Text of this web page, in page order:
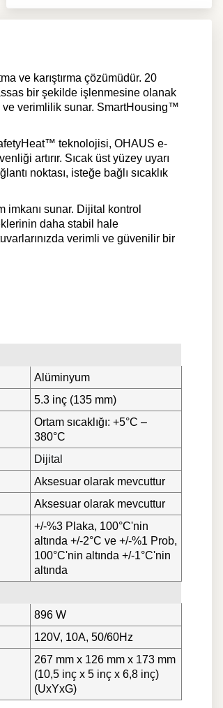
ve karıştırma çözümüdür. 20
bir şekilde işlenmesine olanak
ve verimlilik sunar. SmartHousing™
teknolojisi, OHAUS e-
artırır. Sıcak üst yüzey uyarı
noktası, isteğe bağlı sıcaklık
imkanı sunar. Dijital kontrol
daha stabil hale
verimli ve güvenilir bir
Alüminyum
5.3 inç (135 mm)
Ortam sıcaklığı: +5°C –
380°C
Dijital
Aksesuar olarak mevcuttur
Aksesuar olarak mevcuttur
+/-%3 Plaka, 100°C'nin
altında +/-2°C ve +/-%1 Prob,
100°C'nin altında +/-1°C'nin
altında
896 W
120V, 10A, 50/60Hz
267 mm x 126 mm x 173 mm
(10,5 inç x 5 inç x 6,8 inç)
(UxYxG)